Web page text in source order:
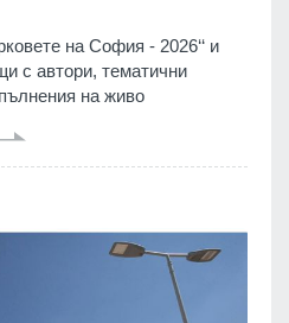
на София - 2026‘‘ и
с автори, тематични
на живо